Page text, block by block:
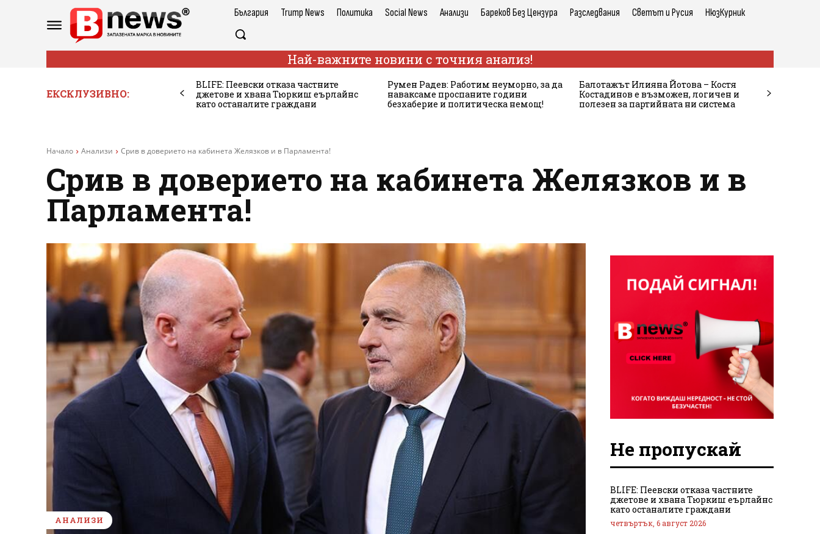
България Trump News Политика Social News Анализи Бареков Без Цензура Разследвания Светът и Русия НюзКурник
Най-важните новини с точния анализ!
ЕКСКЛУЗИВНО:
BLIFE: Пеевски отказа частните
джетове и хвана Тюркиш еърлайнс
като останалите граждани
Румен Радев: Работим неуморно, за да
наваксаме проспаните години
безхаберие и политическа немощ!
Балотажът Илияна Йотова – Костя
Костадинов е възможен, логичен и
полезен за партийната ни система
Начало Анализи Срив в доверието на кабинета Желязков и в Парламента!
Срив в доверието на кабинета Желязков и в
Парламента!
АНАЛИЗИ
Не пропускай
BLIFE: Пеевски отказа частните
джетове и хвана Тюркиш еърлайнс
като останалите граждани
четвъртък, 6 август 2026